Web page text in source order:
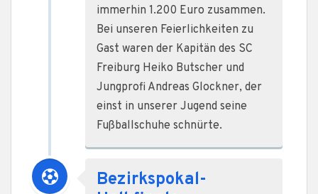
immerhin 1.200 Euro zusammen.
Bei unseren Feierlichkeiten zu
Gast waren der Kapitän des SC
Freiburg Heiko Butscher und
Jungprofi Andreas Glockner, der
einst in unserer Jugend seine
Fußballschuhe schnürte.
Bezirkspokal-